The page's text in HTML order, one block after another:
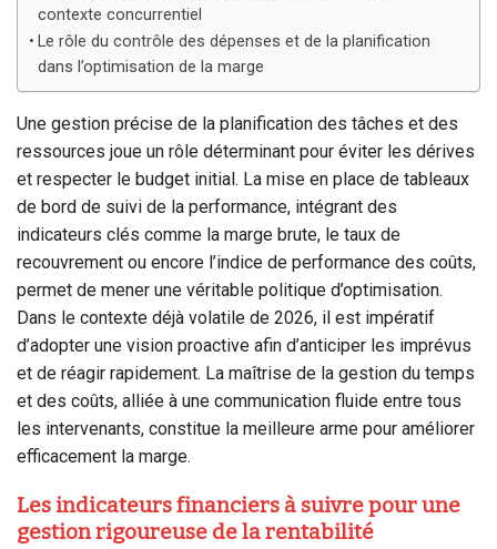
contexte concurrentiel
Le rôle du contrôle des dépenses et de la planification
dans l’optimisation de la marge
Une gestion précise de la planification des tâches et des
ressources joue un rôle déterminant pour éviter les dérives
et respecter le budget initial. La mise en place de tableaux
de bord de suivi de la performance, intégrant des
indicateurs clés comme la marge brute, le taux de
recouvrement ou encore l’indice de performance des coûts,
permet de mener une véritable politique d’optimisation.
Dans le contexte déjà volatile de 2026, il est impératif
d’adopter une vision proactive afin d’anticiper les imprévus
et de réagir rapidement. La maîtrise de la gestion du temps
et des coûts, alliée à une communication fluide entre tous
les intervenants, constitue la meilleure arme pour améliorer
efficacement la marge.
Les indicateurs financiers à suivre pour une
gestion rigoureuse de la rentabilité